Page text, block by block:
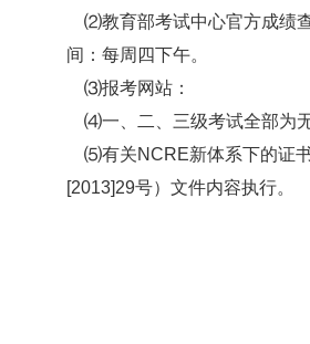
⑵教育部考试中心官方成绩查
间：每周四下午。
⑶报考网站：
⑷一、二、三级考试全部为无
⑸有关NCRE新体系下的证书
[2013]29号）文件内容执行。